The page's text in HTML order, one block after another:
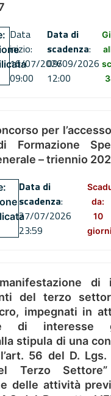
Data
inizio:
16/07/2026
09:00
Data di
scadenza:
09/09/2026
12:00
per
Formazione
– triennio
Data di
scadenza:
27/07/2026
23:59
da:
10
giorni
di
del terzo
impegnati in
di interesse
stipula di una
56 del D. Lgs.
Terzo
delle attività